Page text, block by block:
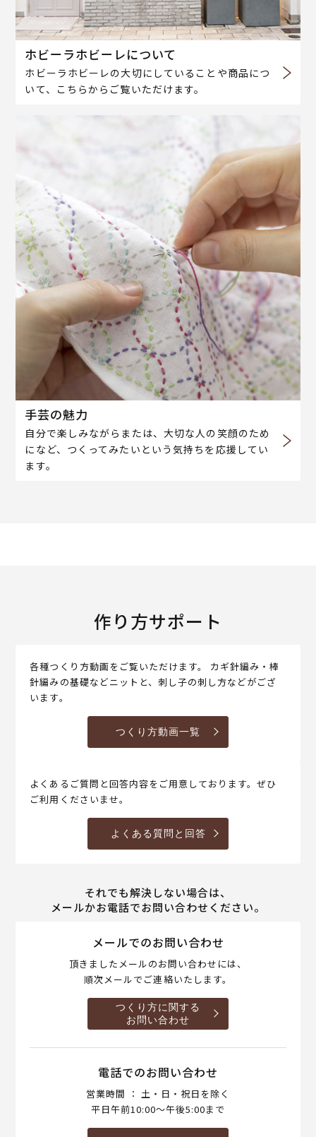
ホビーラホビーレについて
ホビーラホビーレの大切にしていることや商品につ
いて、こちらからご覧いただけます。
手芸の魅力
自分で楽しみながらまたは、大切な人の笑顔のため
になど、つくってみたいという気持ちを応援してい
ます。
作り方サポート
各種つくり方動画をご覧いただけます。 カギ針編み・棒
針編みの基礎などニットと、刺し子の刺し方などがござ
います。
つくり方動画一覧
よくあるご質問と回答内容をご用意しております。ぜひ
ご利用くださいませ。
よくある質問と回答
それでも解決しない場合は、
メールかお電話でお問い合わせください。
メールでのお問い合わせ
頂きましたメールのお問い合わせには、
順次メールでご連絡いたします。
つくり方に関する
お問い合わせ
電話でのお問い合わせ
営業時間 ： 土・日・祝日を除く
平日午前10:00～午後5:00まで